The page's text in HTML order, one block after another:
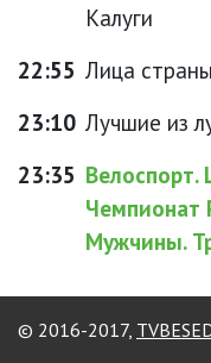
Калуги
22:55 Лица
23:10 Лучшие из
23:35 Велоспорт.
Чемпионат
Мужчины.
© 2016-2017,